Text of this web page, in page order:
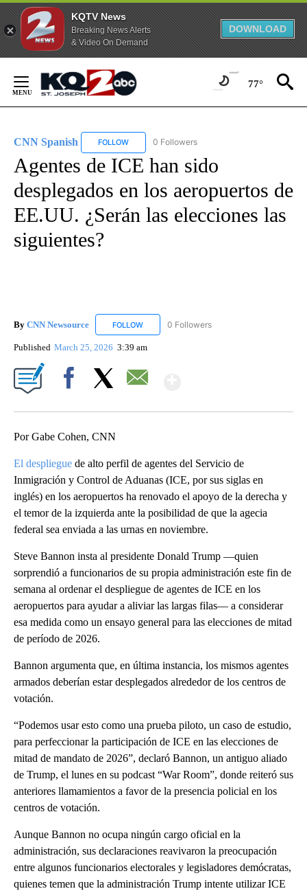
KQTV News
Breaking News Alerts
& Video On Demand
DOWNLOAD
Content
77°
CNN Spanish FOLLOW FOLLOW "CNN SPANISH" TO RECEIVE
0 Followers
Agentes de ICE han sido
desplegados en los aeropuertos de
EE.UU. ¿Serán las elecciones las
siguientes?
By CNN Newsource FOLLOW FOLLOW "CNN NEWSOURCE" TO RECEIVE
0 Followers
Published March 25, 2026 3:39 am
Por Gabe Cohen, CNN
El despliegue de alto perfil de agentes del Servicio de
Inmigración y Control de Aduanas (ICE, por sus siglas en
inglés) en los aeropuertos ha renovado el apoyo de la derecha y
el temor de la izquierda ante la posibilidad de que la agecia
federal sea enviada a las urnas en noviembre.
Steve Bannon insta al presidente Donald Trump —quien
sorprendió a funcionarios de su propia administración este fin de
semana al ordenar el despliegue de agentes de ICE en los
aeropuertos para ayudar a aliviar las largas filas— a considerar
esa medida como un ensayo general para las elecciones de mitad
de período de 2026.
Bannon argumenta que, en última instancia, los mismos agentes
armados deberían estar desplegados alrededor de los centros de
votación.
“Podemos usar esto como una prueba piloto, un caso de estudio,
para perfeccionar la participación de ICE en las elecciones de
mitad de mandato de 2026”, declaró Bannon, un antiguo aliado
de Trump, el lunes en su podcast “War Room”, donde reiteró sus
anteriores llamamientos a favor de la presencia policial en los
centros de votación.
Aunque Bannon no ocupa ningún cargo oficial en la
administración, sus declaraciones reavivaron la preocupación
entre algunos funcionarios electorales y legisladores demócratas,
quienes temen que la administración Trump intente utilizar ICE